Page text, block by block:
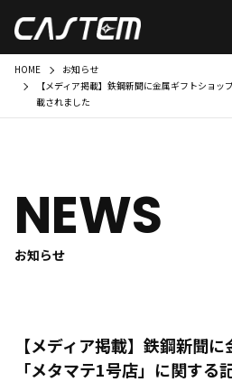
HOME
お知らせ
【メディア掲載】鉄鋼新聞に金属ギフトショ
載されました
NEWS
お知らせ
【メディア掲載】鉄鋼新聞
「メタマテ1号店」に関する